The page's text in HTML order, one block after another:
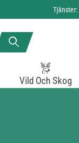
Tjänster:
Vild Och Skog